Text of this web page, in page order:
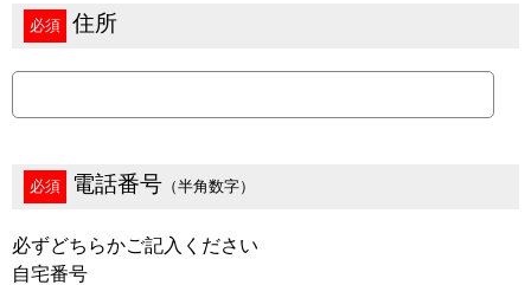
必須 住所
必須 電話番号 （半角数字）
必ずどちらかご記入ください
自宅番号